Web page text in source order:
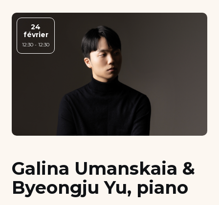
Candidater
24
février
12:30 - 12:30
Galina Umanskaia &
Byeongju Yu, piano